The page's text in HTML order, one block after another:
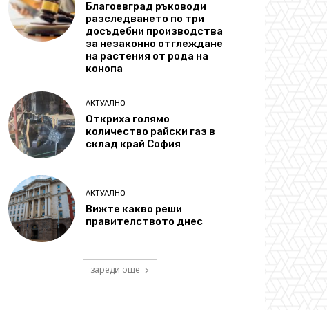
Благоевград ръководи
разследването по три
досъдебни производства
за незаконно отглеждане
на растения от рода на
конопа
АКТУАЛНО
Откриха голямо
количество райски газ в
склад край София
АКТУАЛНО
Вижте какво реши
правителството днес
зареди още